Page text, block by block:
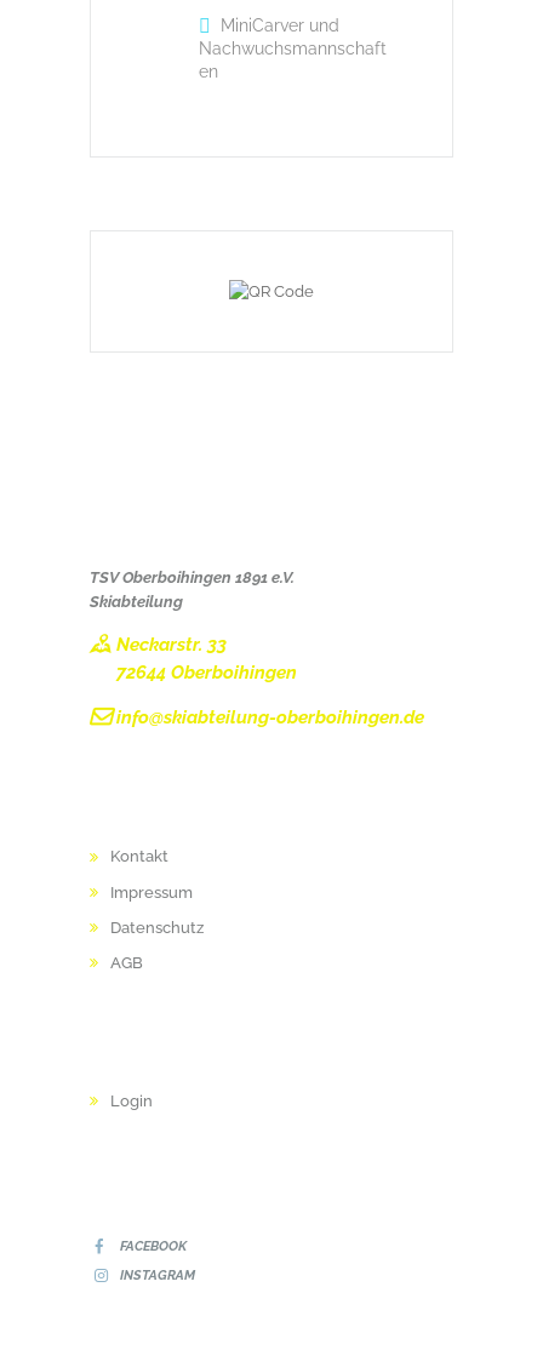
MiniCarver und
Nachwuchsmannschaft
en
TSV Oberboihingen 1891 e.V.
Skiabteilung
Neckarstr. 33
72644 Oberboihingen
info@skiabteilung-oberboihingen.de
Kontakt
Impressum
Datenschutz
AGB
Login
FACEBOOK
INSTAGRAM